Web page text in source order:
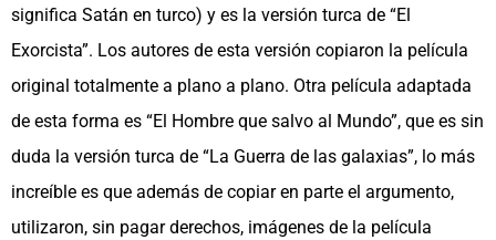
significa Satán en turco) y es la versión turca de “El
Exorcista”. Los autores de esta versión copiaron la película
original totalmente a plano a plano. Otra película adaptada
de esta forma es “El Hombre que salvo al Mundo”, que es sin
duda la versión turca de “La Guerra de las galaxias”, lo más
increíble es que además de copiar en parte el argumento,
utilizaron, sin pagar derechos, imágenes de la película